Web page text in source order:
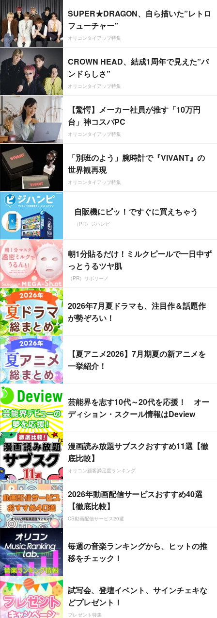
SUPER★DRAGON、自ら描いた”レトロ
フューチャー”
オリコンタイアップ特集
CROWN HEAD、結成1周年で見えた”バ
ンドらしさ”
オリコンタイアップ特集
【驚愕】メーカー社員が推す「10万円
台」神コスパPC
オリコンタイアップ特集
「別班のよう」腕時計で『VIVANT』の
世界観再現
オリコンタイアップ特集
自販機にピッ！ですぐに買えちゃう
（PR）ジハンピ
朝1分貼るだけ！ミルクピールで一日中ず
っとうるツヤ肌
（PR）サボリーノ
2026年7月夏ドラマも、注目作＆話題作
が勢ぞろい！
【夏アニメ2026】7月期夏の新アニメを
一挙紹介！
芸能界を志す10代～20代を応援！ オー
ディション・スクール情報はDeview
漫画読み放題サブスクおすすめ11選【徹
底比較】
オリコン顧客満足度ランキング
2026年動画配信サービスおすすめ40選
【徹底比較】
CS動画配信サービス20選
毎週の音楽ランキングから、ヒットの推
移をチェック！
試写会、登壇イベント、サインチェキな
どプレゼント！
プレゼント特集